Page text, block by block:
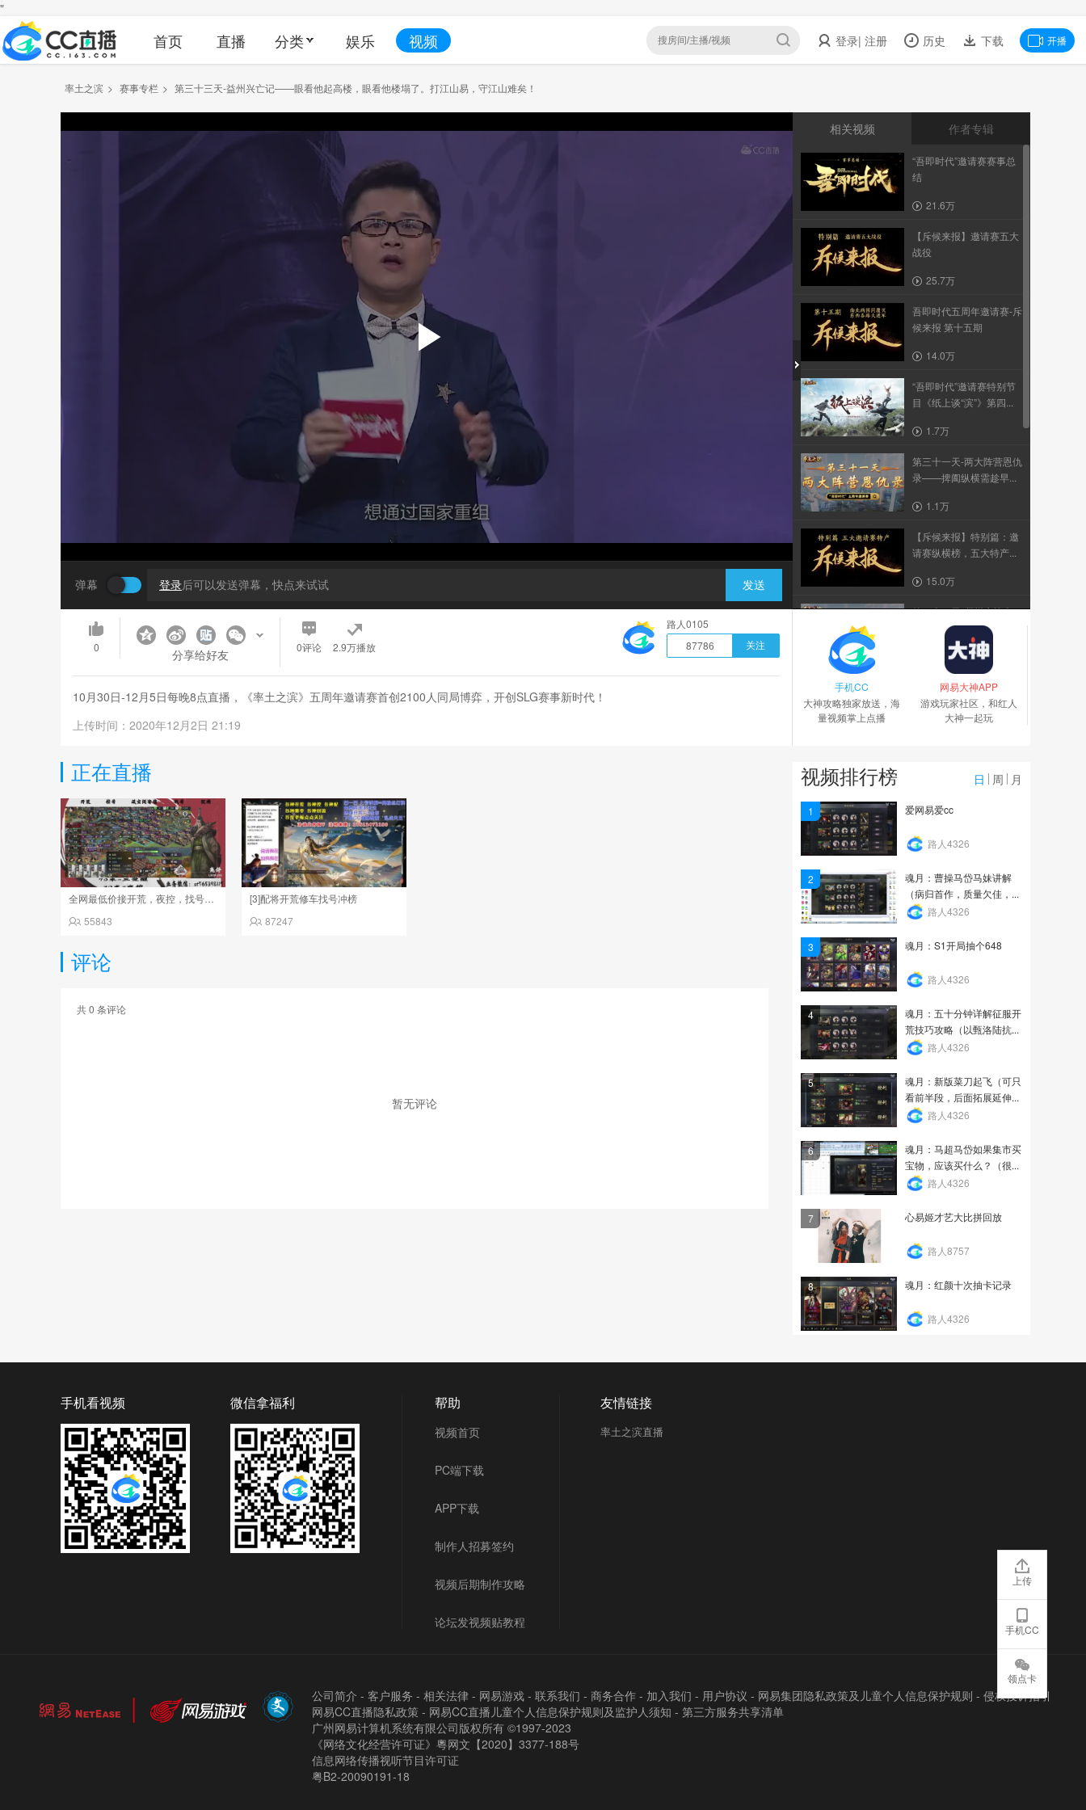
"
首页 直播 分类 娱乐 视频 登录| 注册 历史 下载 开播
率土之滨 > 赛事专栏 > 第三十三天-益州兴亡记——眼看他起高楼，眼看他楼塌了。打江山易，守江山难矣！
弹幕 登录后可以发送弹幕，快点来试试 发送
相关视频 作者专辑
“吾即时代”邀请赛赛事总
结
21.6万
【斥候来报】邀请赛五大
战役
25.7万
吾即时代五周年邀请赛-斥
候来报 第十五期
14.0万
“吾即时代”邀请赛特别节
目《纸上谈“滨”》第四...
1.7万
第三十一天-两大阵营恩仇
录——捭阖纵横需趁早...
1.1万
【斥候来报】特别篇：邀
请赛纵横榜，五大特产...
15.0万
第三十二天-冀州鏖战史
——打响第一枪，战至...
9678
特别篇-吾即时代五周年邀
请赛-斥候来报...
大剖析，新老强盟背后...
9967
第二十九天-出奇制胜——
出其不意，攻其不备
7134
0 分享给好友 0评论 2.9万播放
路人0105
87786
关注
10月30日-12月5日每晚8点直播，《率土之滨》五周年邀请赛首创2100人同局博弈，开创SLG赛事新时代！
上传时间：2020年12月2日 21:19
手机CC
大神攻略独家放送，海
量视频掌上点播
网易大神APP
游戏玩家社区，和红人
大神一起玩
正在直播
55843
[3]配将开荒修车找号冲榜
87247
评论
共0 条评论
暂无评论
视频排行榜 日 周 月
1 爱网易爱cc
路人4326
2
魂月：曹操马岱马妹讲解
（病归首作，质量欠佳，...
路人4326
3 魂月：S1开局抽个648
路人4326
4
魂月：五十分钟详解征服开
荒技巧攻略（以甄洛陆抗...
路人4326
5
魂月：新版菜刀起飞（可只
看前半段，后面拓展延伸...
路人4326
6
魂月：马超马岱如果集市买
宝物，应该买什么？（很...
路人4326
7 心易姬才艺大比拼回放
路人8757
8 魂月：红颜十次抽卡记录
路人4326
手机看视频 微信拿福利 帮助
视频首页
PC端下载
APP下载
制作人招募签约
视频后期制作攻略
论坛发视频贴教程
友情链接
率土之滨直播
公司简介 - 客户服务 - 相关法律 - 网易游戏 - 联系我们 - 商务合作 - 加入我们 - 用户协议 - 网易集团隐私政策及儿童个人信息保护规则 - 侵权投诉指引
网易CC直播隐私政策 - 网易CC直播儿童个人信息保护规则及监护人须知 - 第三方服务共享清单
广州网易计算机系统有限公司版权所有 ©1997-2023
《网络文化经营许可证》粵网文【2020】3377-188号
信息网络传播视听节目许可证
粤B2-20090191-18
上传
手机CC
领点卡